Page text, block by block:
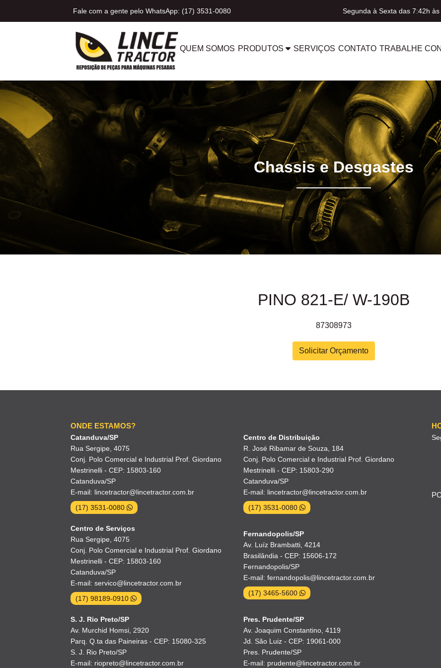
Fale com a gente pelo WhatsApp: (17) 3531-0080 Segunda à Sexta das 7:42h às
QUEM SOMOS PRODUTOS SERVIÇOS CONTATO TRABALHE
Chassis e Desgastes
PINO 821-E/ W-190B
87308973
Solicitar Orçamento
ONDE ESTAMOS?
Catanduva/SP
Rua Sergipe, 4075
Conj. Polo Comercial e Industrial Prof. Giordano
Mestrinelli - CEP: 15803-160
Catanduva/SP
E-mail: lincetractor@lincetractor.com.br
(17) 3531-0080
Centro de Distribuição
R. José Ribamar de Souza, 184
Conj. Polo Comercial e Industrial Prof. Giordano
Mestrinelli - CEP: 15803-290
Catanduva/SP
E-mail: lincetractor@lincetractor.com.br
(17) 3531-0080
Centro de Serviços
Rua Sergipe, 4075
Conj. Polo Comercial e Industrial Prof. Giordano
Mestrinelli - CEP: 15803-160
Catanduva/SP
E-mail: servico@lincetractor.com.br
(17) 98189-0910
Fernandopolis/SP
Av. Luíz Brambatti, 4214
Brasilândia - CEP: 15606-172
Fernandopolis/SP
E-mail: fernandopolis@lincetractor.com.br
(17) 3465-5600
S. J. Rio Preto/SP
Av. Murchid Homsi, 2920
Parq. Q.ta das Paineiras - CEP: 15080-325
S. J. Rio Preto/SP
E-mail: riopreto@lincetractor.com.br
Pres. Prudente/SP
Av. Joaquim Constantino, 4119
Jd. São Luiz - CEP: 19061-000
Pres. Prudente/SP
E-mail: prudente@lincetractor.com.br